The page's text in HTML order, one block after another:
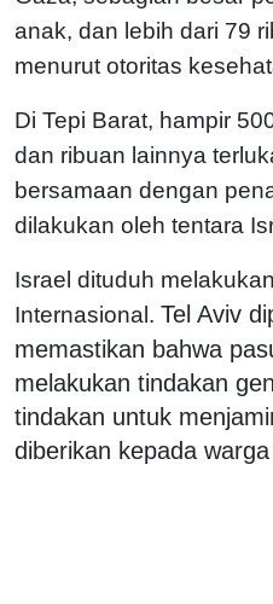
anak, dan lebih dari 79
menurut otoritas
Di Tepi Barat, hampir
dan ribuan lainnya
bersamaan dengan
dilakukan oleh tentara
Israel dituduh
Internasional. Tel Aviv
memastikan bahwa
melakukan tindakan
tindakan untuk
diberikan kepada